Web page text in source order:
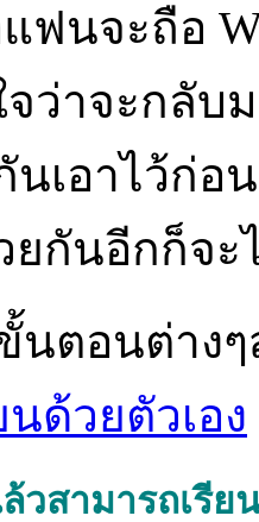
ฟนจะถือ
ว่าจะกลับ
เอาไว้ก่อ
ยกันอีกก็จ
นตอนต่าง
ด้วยตัวเอง
วสามารถเรี